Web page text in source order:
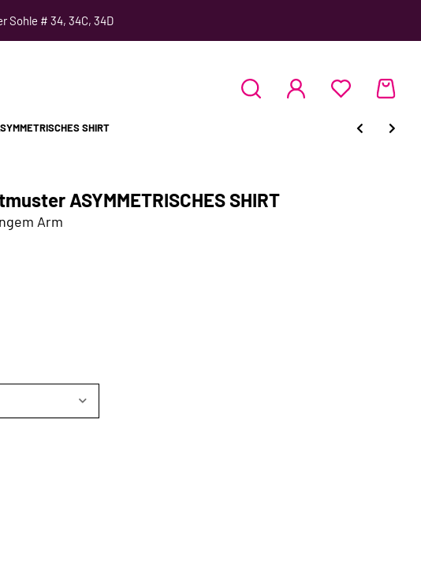
Sohle # 34, 34C, 34D
SHIRT
ASYMMETRISCHES SHIRT
Arm